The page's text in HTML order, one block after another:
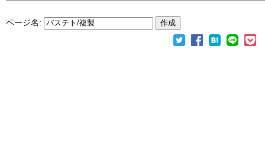
ページ名: